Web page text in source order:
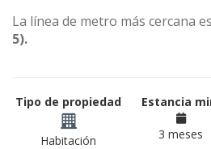
La línea de metro más cercana es
5).
Tipo de propiedad
Habitación
Estancia
3 meses